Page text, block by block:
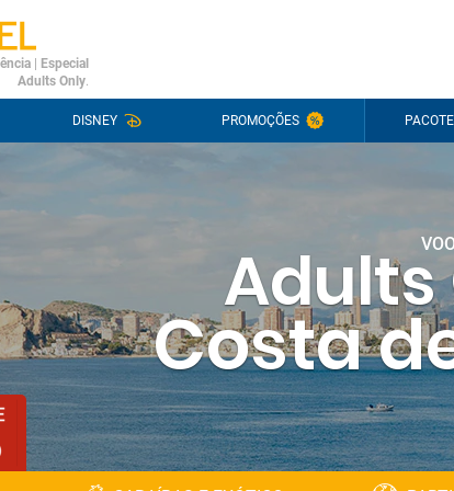
Especial
Adults Only.
DISNEY PROMOÇÕES
Adults
Costa